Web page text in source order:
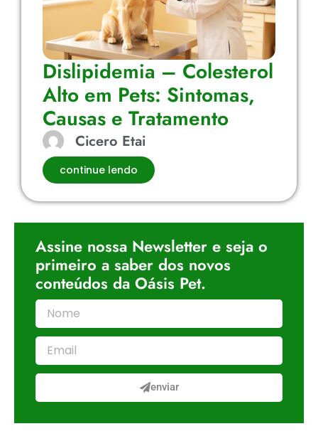
Dislipidemia – Colesterol
Alto em Pets: Sintomas,
Causas e Tratamento
Cicero Etai
continue lendo
Assine nossa Newsletter e seja o
primeiro a saber dos novos
conteúdos da Oásis Pet.
enviar